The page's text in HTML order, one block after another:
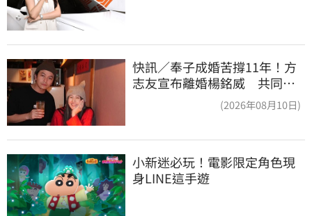
快訊／奉子成婚苦撐11年！方
志友宣布離婚楊銘威 共同聲
(2026年08月10日)
小新迷必玩！電影限定角色現
身LINE這手遊